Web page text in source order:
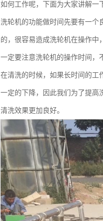
如何工作呢，下面为大家讲解一
洗轮机的功能做时间先要有一个
的，很容易造成洗轮机在操作中
一定要注意洗轮机的操作时间，
在清洗的时候，如果长时间的工
一定的下降，因此我们为了提高
清洗效果更加良好。